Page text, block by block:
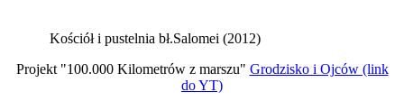
Kościół i pustelnia bł.Salomei (2012)
Projekt "100.000 Kilometrów z marszu" Grodzisko i Ojców (link
do YT)